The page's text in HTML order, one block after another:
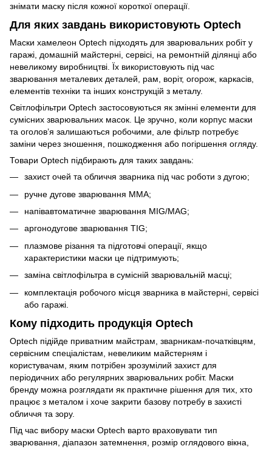
знімати маску після кожної короткої операції.
Для яких завдань використовують Optech
Маски хамелеон Optech підходять для зварювальних робіт у
гаражі, домашній майстерні, сервісі, на ремонтній ділянці або
невеликому виробництві. Їх використовують під час
зварювання металевих деталей, рам, воріт, огорож, каркасів,
елементів техніки та інших конструкцій з металу.
Світлофільтри Optech застосовуються як змінні елементи для
сумісних зварювальних масок. Це зручно, коли корпус маски
та оголов’я залишаються робочими, але фільтр потребує
заміни через зношення, пошкодження або погіршення огляду.
Товари Optech підбирають для таких завдань:
захист очей та обличчя зварника під час роботи з дугою;
ручне дугове зварювання MMA;
напівавтоматичне зварювання MIG/MAG;
аргонодугове зварювання TIG;
плазмове різання та підготовчі операції, якщо
характеристики маски це підтримують;
заміна світлофільтра в сумісній зварювальній масці;
комплектація робочого місця зварника в майстерні, сервісі
або гаражі.
Кому підходить продукція Optech
Optech підійде приватним майстрам, зварникам-початківцям,
сервісним спеціалістам, невеликим майстерням і
користувачам, яким потрібен зрозумілий захист для
періодичних або регулярних зварювальних робіт. Маски
бренду можна розглядати як практичне рішення для тих, хто
працює з металом і хоче закрити базову потребу в захисті
обличчя та зору.
Під час вибору маски Optech варто враховувати тип
зварювання, діапазон затемнення, розмір оглядового вікна,